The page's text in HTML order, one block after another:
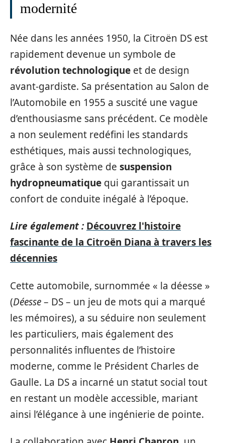
modernité
Née dans les années 1950, la Citroën DS est
rapidement devenue un symbole de
révolution technologique et de design
avant-gardiste. Sa présentation au Salon de
l’Automobile en 1955 a suscité une vague
d’enthousiasme sans précédent. Ce modèle
a non seulement redéfini les standards
esthétiques, mais aussi technologiques,
grâce à son système de suspension
hydropneumatique qui garantissait un
confort de conduite inégalé à l’époque.
Lire également : Découvrez l'histoire
fascinante de la Citroën Diana à travers les
décennies
Cette automobile, surnommée « la déesse »
(Déesse– DS – un jeu de mots qui a marqué
les mémoires), a su séduire non seulement
les particuliers, mais également des
personnalités influentes de l’histoire
moderne, comme le Président Charles de
Gaulle. La DS a incarné un statut social tout
en restant un modèle accessible, mariant
ainsi l’élégance à une ingénierie de pointe.